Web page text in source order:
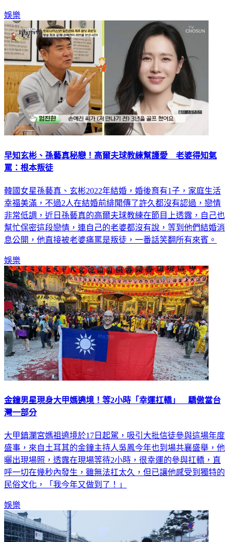
娛樂
早知玄彬、孫藝真秘戀！高爾夫球教練幫護愛 老婆得知氣
罵：根本叛徒
韓國女星孫藝真、玄彬2022年結婚，婚後育有1子，家庭生活
幸福美滿，不過2人在結婚前緋聞傳了許久都沒有認過，戀情
非常低調，近日孫藝真的高爾夫球教練在節目上透露，自己也
幫忙保密這段戀情，連自己的老婆都沒有說，等到他們結婚消
息公開，他直接被老婆痛罵是叛徒，一番話笑翻所有來賓。
娛樂
金鐘男星現身大甲媽遶境！等2小時「幸運扛轎」 驕傲當台
灣一部分
大甲鎮瀾宮媽祖遶境於17日起駕，吸引大批信徒參與這場年度
盛事，來自土耳其的金鐘主持人吳鳳今年也到場共襄盛舉，他
曬出現場照，透露在現場等待2小時，很幸運的參與扛轎，直
呼一切在幾秒內發生，雖無法扛太久，但已讓他感受到獨特的
民俗文化，「我今年又做到了！」
娛樂